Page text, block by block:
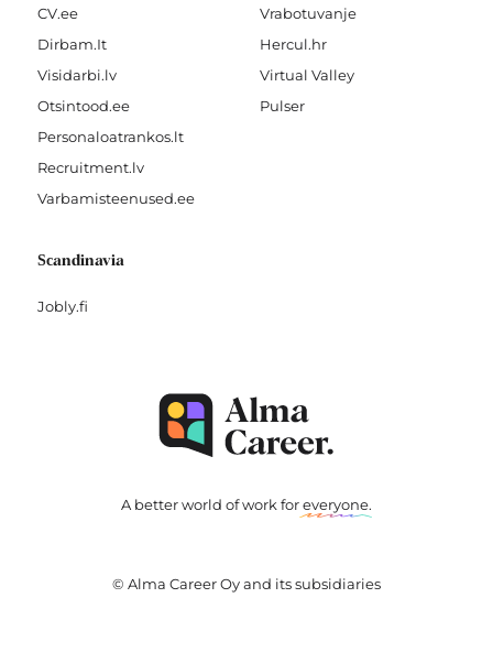
CV.ee
Dirbam.It
Visidarbi.lv
Otsintood.ee
Personaloatrankos.lt
Recruitment.lv
Varbamisteenused.ee
Vrabotuvanje
Hercul.hr
Virtual Valley
Pulser
Scandinavia
Jobly.fi
A better world of work foreveryone.
© Alma Career Oy and its subsidiaries